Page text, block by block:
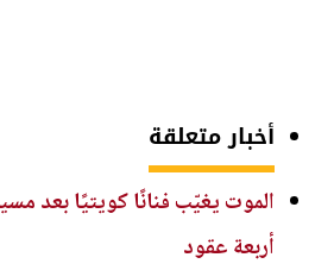
أخبار متعلقة
الموت يغيّب فنانًا كويتيًا بعد
أربعة عقود